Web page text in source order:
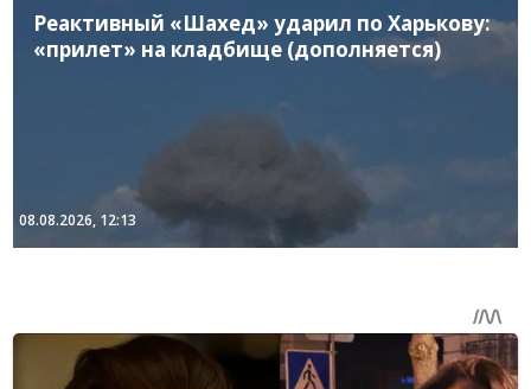
Реактивный «Шахед» ударил по Харькову:
«прилет» на кладбище (дополняется)
08.08.2026, 12:13